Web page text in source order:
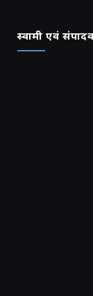
स्वामी एवं